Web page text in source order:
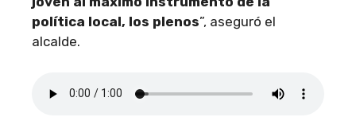
política local, los plenos”, aseguró el
alcalde.